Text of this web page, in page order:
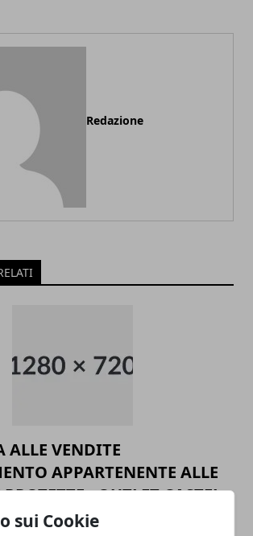
sui Cookie
Redazione
ALLE VENDITE
APPARTENENTE ALLE
- OUTLET CASTEL